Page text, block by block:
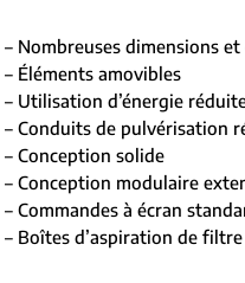
– Nombreuses dimensions et
– Éléments amovibles
– Utilisation d’énergie
– Conduits de pulvérisation
– Conception solide
– Conception modulaire
– Commandes à écran
– Boîtes d’aspiration de